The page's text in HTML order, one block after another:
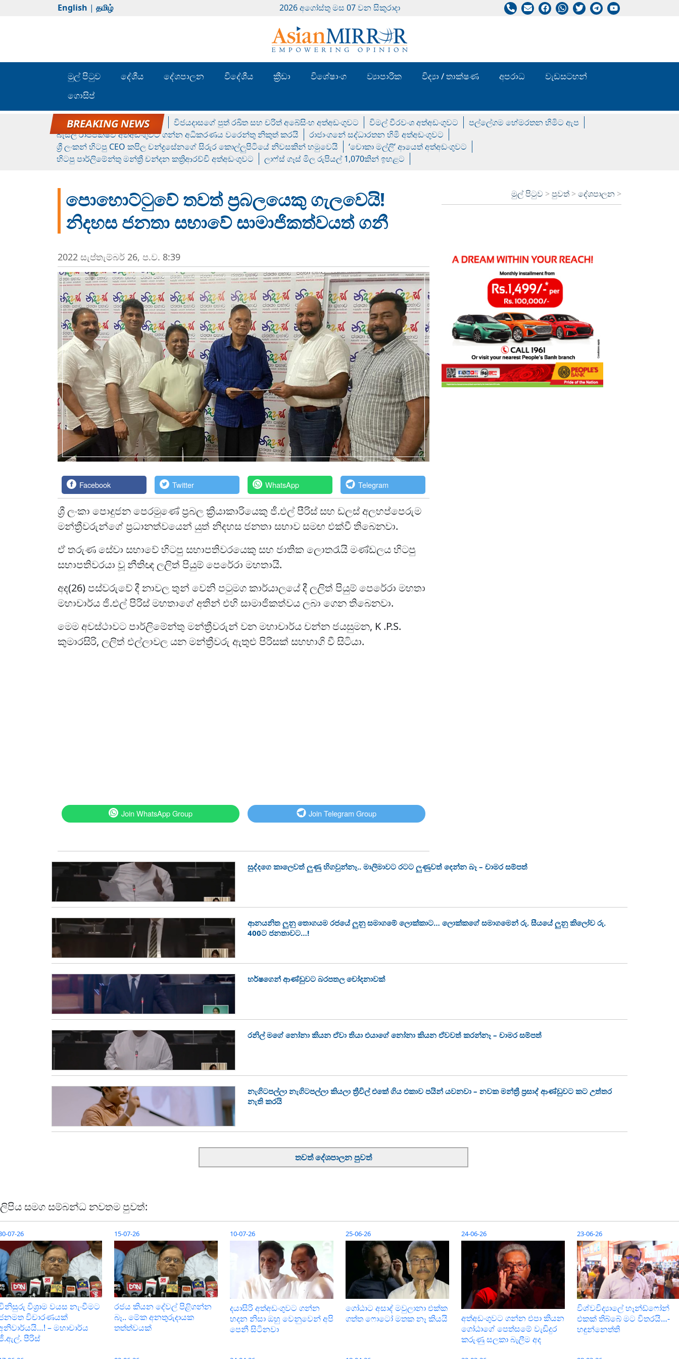
English | தமிழ் 2026 අගෝස්‍තු මස 07 වන සිකුරාදා
මුල් පිටුව දේශීය දේශපාලන විදේශීය ක්‍රීඩා විශේෂාංග ව්‍යාපාරික විද්‍යා / තාක්ෂණ අපරාධ
වැඩසටහන්
ගොසිප්
රන් ගෙනා රුමේෂ්ගේ හෙල්ලය විජයදාසගේ පුත් රඛිත සහ චරිත් අබේසිංහ අත්අඩංගුවට විමල් වීරවංශ අත්අඩංගුවට
පල්ලේගම හේමරතන හිමිට ඇප
බැසිල් රාජපක්ෂව අත්අඩංගුවට ගන්න අධිකරණය වරෙන්තු නිකුත් කරයි
රාජාංගනේ සද්ධාරතන හිමි අත්අඩංගුවට
ශ්‍රී ලංකන් හිටපු CEO කපිල චන්ද්‍රසේනගේ සිරුර කොල්ලුපිටියේ නිවසකින් හමුවෙයි
‘චොකා මල්ලි’ ආයෙත් අත්අඩංගුවට
හිටපු පාර්ලිමේන්තු මන්ත්‍රී චන්දන කත්‍රිආරච්චි අත්අඩංගුවට
ලාෆ්ස් ගෑස් මිල රුපියල් 1,070කින් ඉහළට
පොහොට්ටුවේ තවත් ප්‍රබලයෙකු ගැලවෙයි!
නිදහස ජනතා සභාවේ සාමාජිකත්වයත් ගනී
මුල් පිටුව >පුවත් >දේශපාලන >
2022 සැප්‍තැම්‍බර් 26, ප.ව. 8:39
Facebook Twitter WhatsApp Telegram
ශ්‍රී ලංකා පොදුජන පෙරමුණේ ප්‍රබල ක්‍රියාකාරියෙකු ජී.එල් පීරිස් සහ ඩලස් අලහප්පෙරුම
මන්ත්‍රීවරුන්ගේ ප්‍රධානත්වයෙන් යුත් නිදහස ජනතා සභාව සමඟ එක්වී තිබෙනවා.
ඒ තරුණ සේවා සභාවේ හිටපු සභාපතිවරයෙකු සහ ජාතික ලොතරැයි මණ්ඩලය හිටපු
සභාපතිවරයා වූ නීතිඥ ලලිත් පියුම් පෙරේරා මහතායි.
අද(26) පස්වරුවේ දී නාවල තුන් වෙනි පටුමග කාර්යාලයේ දී ලලිත් පියුම් පෙරේරා මහතා
මහාචාර්ය ජි.එල් පිරිස් මහතාගේ අතින් එහි සාමාජිකත්වය ලබා ගෙන තිබෙනවා.
මෙම අවස්ථාවට පාර්ලිමේන්තු මන්ත්‍රීවරුන් වන මහාචාර්ය චන්න ජයසුමන, K .P.S.
කුමාරසිරි, ලලිත් එල්ලාවල යන මන්ත්‍රීවරු ඇතුළු පිරිසක් සහභාගි වී සිටියා.
Join WhatsApp Group Join Telegram Group
සුද්දගෙ කාලෙවත් ලුණු හිගවුන්නෑ.. මාලිමාවට රටට ලුණුවත් දෙන්න බෑ – චාමර සම්පත්
ආනයනිත ලුනු තොගයම රජයේ ලුනු සමාගමේ ලොක්කාට… ලොක්කගේ සමාගමෙන් රු. සීයයේ ලුනු කිලෝව රු.
400ට ජනතාවට…!
හර්ෂගෙන් ආණ්ඩුවට බරපතල චෝදනාවක්
රනිල් මගේ නෝනා කියන ඒවා තියා එයාගේ නෝනා කියන ඒවවත් කරන්නෑ – චාමර සම්පත්
නැගිටපල්ලා නැගිටපල්ලා කියලා ත්‍රීවිල් එකේ ගිය එකාව පයින් යවනවා – නවක මන්ත්‍රී ප්‍රසාද් ආණ්ඩුවට කට උත්තර
නැති කරයි
තවත් දේශපාලන පුවත්
ලිපිය සමග සම්බන්ධ නවතම පුවත්:
07-26
විශ්‍රාම වයස නැංවීමට
විචාරණයක්
– මහාචාර්ය
පීරිස්
15-07-26
රජය කියන දේවල් පිළිගන්න
බෑ.. මේක අනතුරුදායක
තත්ත්වයක්
10-07-26
දයාසිරි අත්අඩංගුවට ගන්න
හදන නිසා ඔහු වෙනුවෙන් අපි
පෙනී සිටිනවා
25-06-26
ගෝඨාට අසාද් මවුලානා එක්ක
ගත්ත ෆොටෝ මතක නෑ කියයි
24-06-26
අත්අඩංගුවට ගන්න එපා කියන
ගෝඨාගේ පෙත්සමේ වැඩිදුර
කරුණු සලකා බැලීම අද
23-06-26
විශ්වවිද්‍යාලේ හෑන්ඩ්ෆෝන්
එකක් තිබ්බේ මට විතරයි…-
හඳුන්නෙත්ති